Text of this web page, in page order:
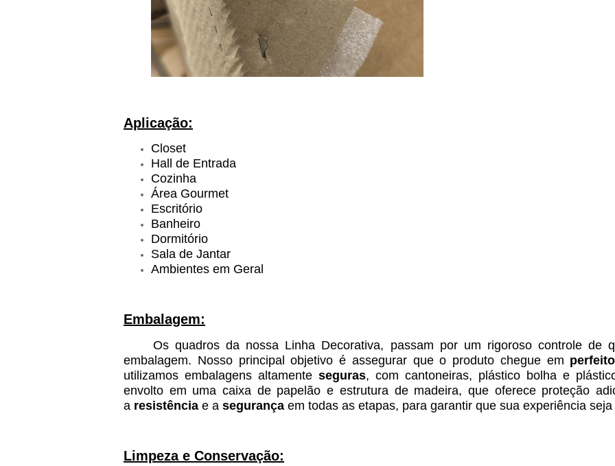
Aplicação:
Closet
Hall de Entrada
Cozinha
Área Gourmet
Escritório
Banheiro
Dormitório
Sala de Jantar
Ambientes em Geral
Embalagem:
Os quadros da nossa Linha Decorativa, passam por um rigoroso controle de
embalagem. Nosso principal objetivo é assegurar que o produto chegue em
utilizamos embalagens altamente seguras, com cantoneiras, plástico bolha e
envolto em uma caixa de papelão e estrutura de madeira, que oferece proteção
a resistência e a segurança em todas as etapas, para garantir que sua experiência
Limpeza e Conservação: